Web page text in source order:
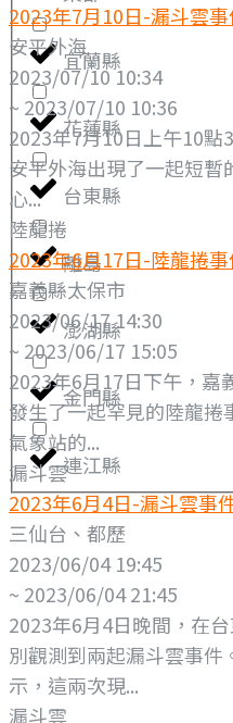
宜蘭縣
花蓮縣
台東縣
離島
澎湖縣
金門縣
連江縣
2023年7月10日-漏斗雲
安平外海
2023/07/10 10:34
~ 2023/07/10 10:36
2023年7月10日上午10
安平外海出現了一起短暫
心...
陸龍捲
2023年6月17日-陸龍捲
嘉義縣太保市
2023/06/17 14:30
~ 2023/06/17 15:05
2023年6月17日下午，嘉
發生了一起罕見的陸龍
氣象站的...
漏斗雲
2023年6月4日-漏斗雲事
三仙台、都歷
2023/06/04 19:45
~ 2023/06/04 21:45
2023年6月4日晚間，在
別觀測到兩起漏斗雲事
示，這兩次現...
漏斗雲